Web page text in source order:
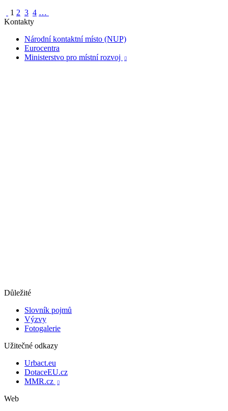
1 2 3 4 …
Kontakty
Národní kontaktní místo (NUP)
Eurocentra
Ministerstvo pro místní rozvoj

Důležité
Slovník pojmů
Výzvy
Fotogalerie
Užitečné odkazy
Urbact.eu
DotaceEU.cz
MMR.cz

Web